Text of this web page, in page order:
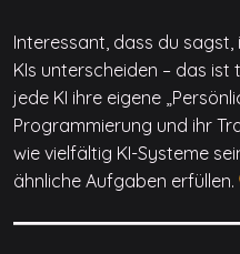
Interessant, dass du
KIs unterscheiden – das
jede KI ihre eigene
Programmierung und ihr
wie vielfältig KI-Systeme
ähnliche Aufgaben erfüllen.